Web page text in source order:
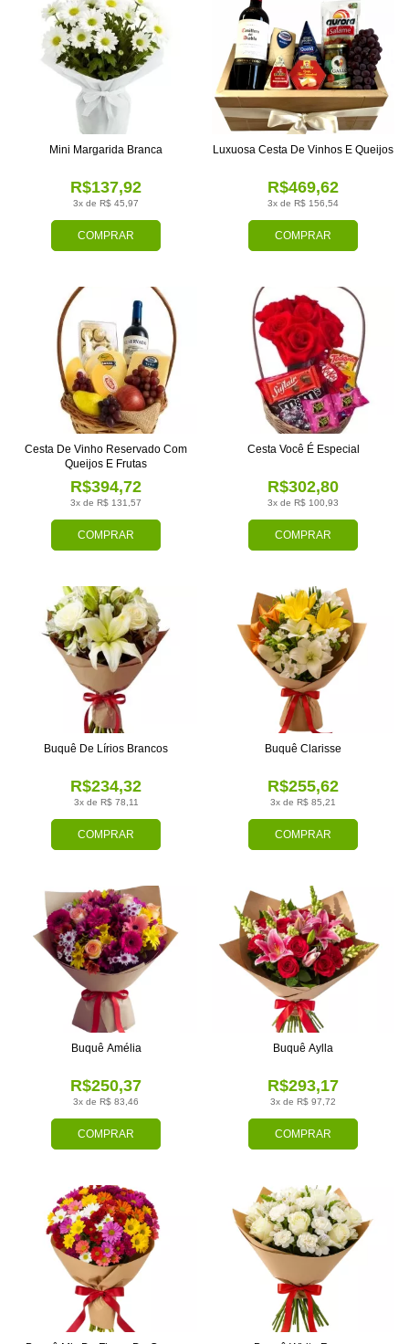
COMPRAR
3x de R$ 45,97
R$137,92
Mini Margarida Branca
COMPRAR
3x de R$ 156,54
R$469,62
Luxuosa Cesta De Vinhos E Queijos
COMPRAR
3x de R$ 131,57
R$394,72
Cesta De Vinho Reservado Com
Queijos E Frutas
COMPRAR
3x de R$ 100,93
R$302,80
Cesta Você É Especial
COMPRAR
3x de R$ 78,11
R$234,32
Buquê De Lírios Brancos
COMPRAR
3x de R$ 85,21
R$255,62
Buquê Clarisse
COMPRAR
3x de R$ 83,46
R$250,37
Buquê Amélia
COMPRAR
3x de R$ 97,72
R$293,17
Buquê Aylla